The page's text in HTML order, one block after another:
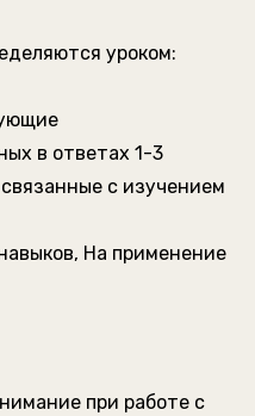
уроком:
в ответах 1-3
с изучением
На применение
при работе с